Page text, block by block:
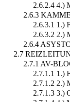
2.6.2.4 4.)
2.6.3
2.6.3.1 1.)
2.6.3.2 2.)
2.6.4
2.7
2.7.1 AV-
2.7.1.1 1.)
2.7.1.2 2.)
2.7.1.3 3.)